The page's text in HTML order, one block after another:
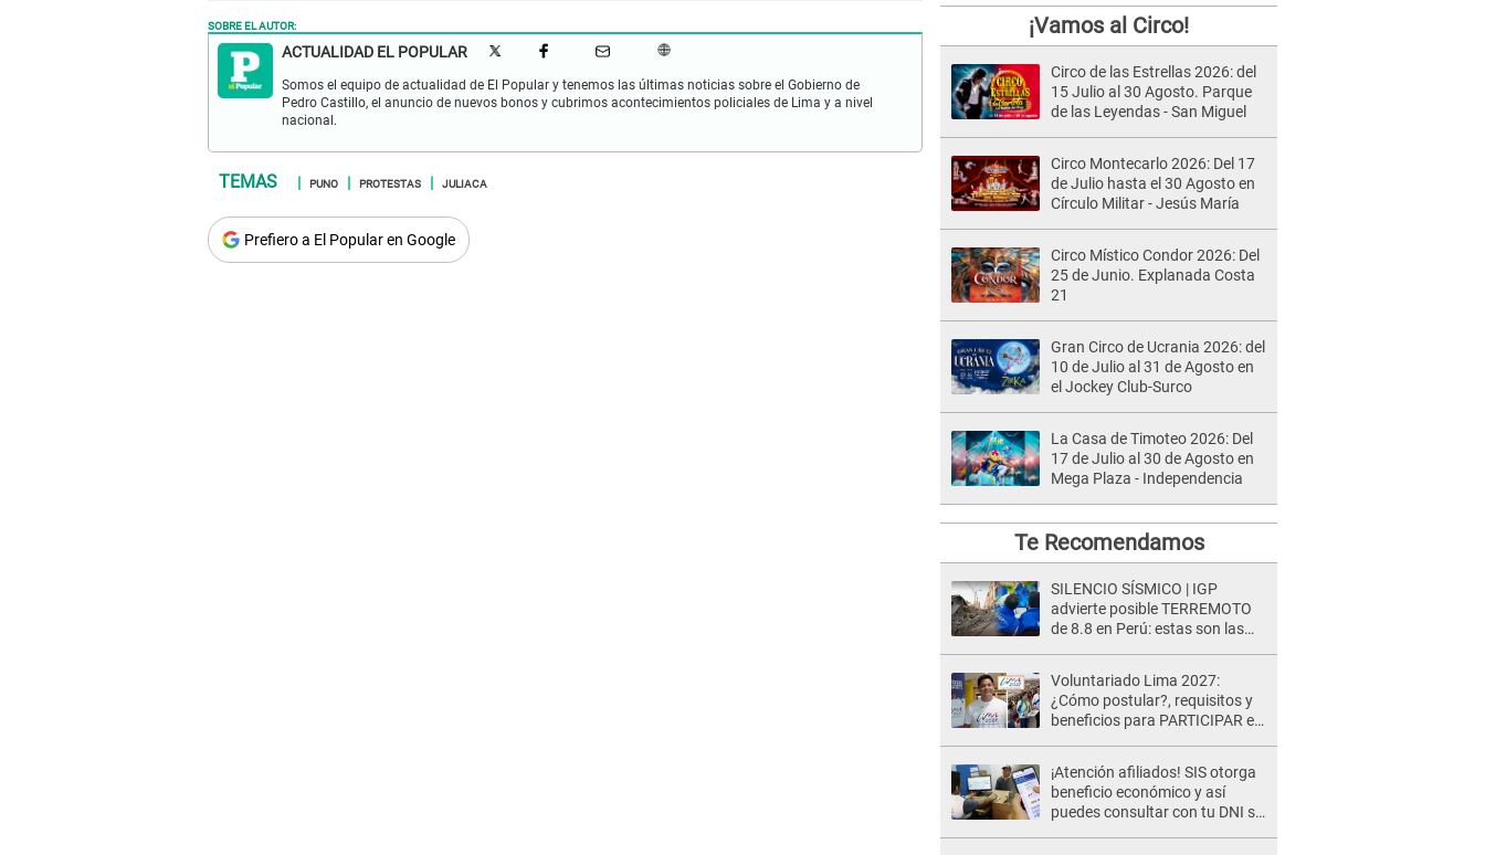
SOBRE EL AUTOR:
ACTUALIDAD EL POPULAR
Somos el equipo de actualidad de El Popular y tenemos las últimas noticias sobre el Gobierno de
Pedro Castillo, el anuncio de nuevos bonos y cubrimos acontecimientos policiales de Lima y a nivel
nacional.
PUNO PROTESTAS JULIACA
Prefiero a El Popular en Google
¡Vamos al Circo!
Circo de las Estrellas 2026: del
15 Julio al 30 Agosto. Parque
de las Leyendas - San Miguel
Circo Montecarlo 2026: Del 17
de Julio hasta el 30 Agosto en
Círculo Militar - Jesús María
Circo Místico Condor 2026: Del
25 de Junio. Explanada Costa
21
Gran Circo de Ucrania 2026: del
10 de Julio al 31 de Agosto en
el Jockey Club-Surco
La Casa de Timoteo 2026: Del
17 de Julio al 30 de Agosto en
Mega Plaza - Independencia
Te Recomendamos
SILENCIO SÍSMICO | IGP
advierte posible TERREMOTO
de 8.8 en Perú: estas son las
Voluntariado Lima 2027:
¿Cómo postular?, requisitos y
beneficios para PARTICIPAR en
¡Atención afiliados! SIS otorga
beneficio económico y así
puedes consultar con tu DNI si